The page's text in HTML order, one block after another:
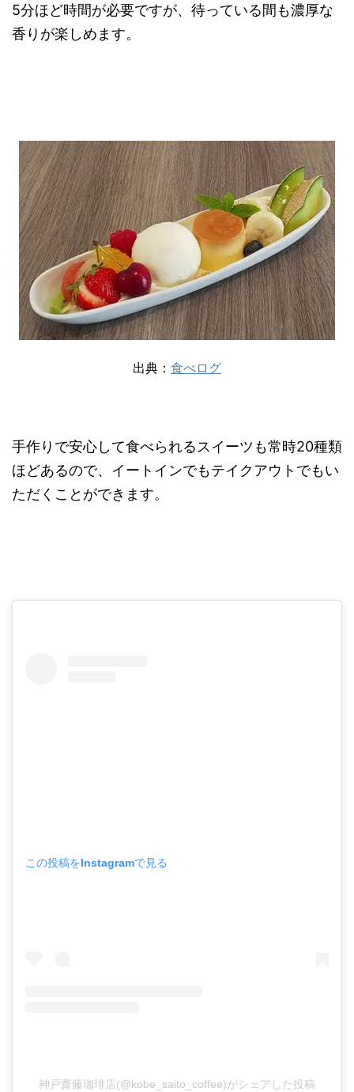
5分ほど時間が必要ですが、待っている間も濃厚な
香りが楽しめます。
出典： 食べログ
手作りで安心して食べられるスイーツも常時20種類
ほどあるので、イートインでもテイクアウトでもい
ただくことができます。
この投稿をInstagramで見る
神戸齋藤珈琲店(@kobe_saito_coffee)がシェアした投稿